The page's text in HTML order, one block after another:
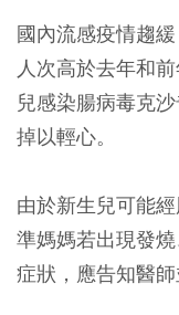
國內流感疫情趨
人次高於去年和
兒感染腸病毒克
掉以輕心。
由於新生兒可能
準媽媽若出現發
症狀，應告知醫師